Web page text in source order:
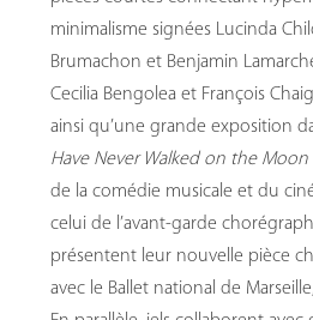
minimalisme signées Lucinda
Brumachon et Benjamin
Cecilia Bengolea et François
ainsi qu’une grande exposition
Have Never Walked on the Moon
de la comédie musicale et du
celui de l’avant-garde
présentent leur nouvelle pièce
avec le Ballet national de Marseille,